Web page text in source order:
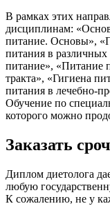
В рамках этих
дисциплинам:
питание. Основы»,
питания в различных
питание», «Питание
тракта», «Гигиена
питания в лечебно-
Обучение по
которого можно
Заказать
Диплом диетолога
любую
К сожалению, не у